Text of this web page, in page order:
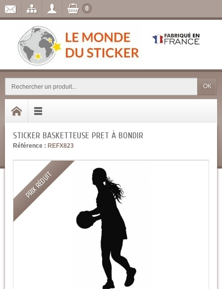
OK
0
STICKER BASKETTEUSE PRET À BONDIR
Référence : REFX823
PRIX RÉDUIT